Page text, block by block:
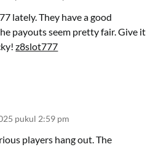
lately. They have a good
payouts seem pretty fair. Give it
z8slot777
pukul 2:59 pm
players hang out. The